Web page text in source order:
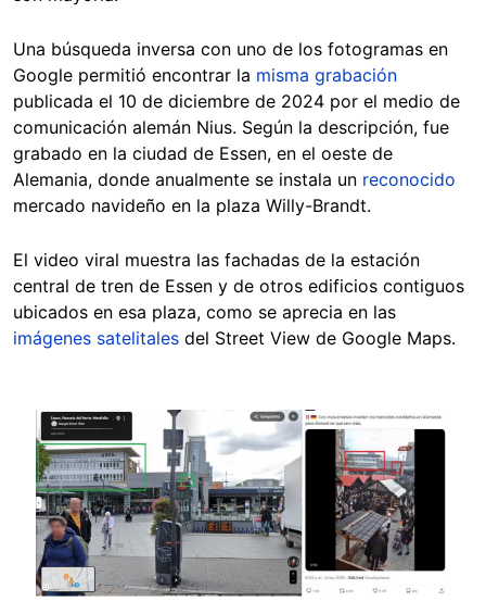
Una búsqueda inversa con uno de los fotogramas en
Google permitió encontrar la misma grabación
publicada el 10 de diciembre de 2024 por el medio de
comunicación alemán Nius. Según la descripción, fue
grabado en la ciudad de Essen, en el oeste de
Alemania, donde anualmente se instala un reconocido
mercado navideño en la plaza Willy-Brandt.
El video viral muestra las fachadas de la estación
central de tren de Essen y de otros edificios contiguos
ubicados en esa plaza, como se aprecia en las
imágenes satelitales del Street View de Google Maps.
Image